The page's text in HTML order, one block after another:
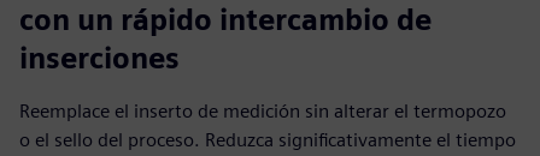
con un rápido intercambio de
inserciones
Reemplace el inserto de medición sin alterar el termopozo
o el sello del proceso. Reduzca significativamente el tiempo